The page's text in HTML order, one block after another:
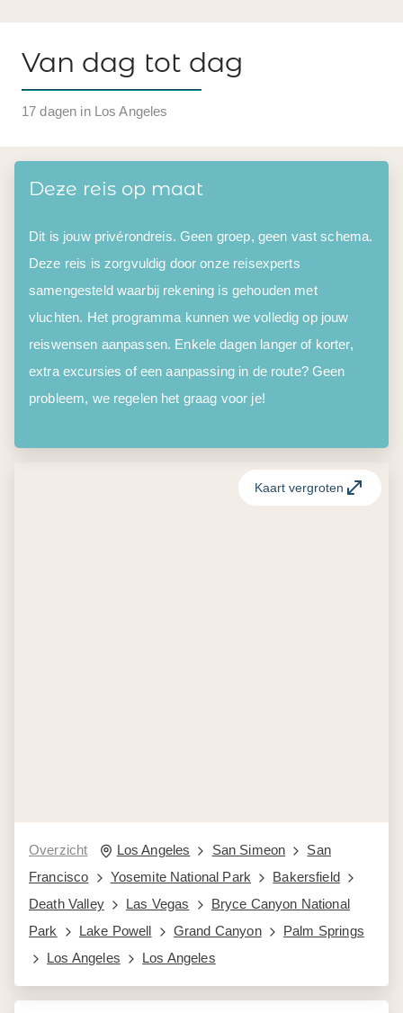
Van dag tot dag
17 dagen in Los Angeles
Deze reis op maat
Dit is jouw privérondreis. Geen groep, geen vast schema.
Deze reis is zorgvuldig door onze reisexperts
samengesteld waarbij rekening is gehouden met
vluchten. Het programma kunnen we volledig op jouw
reiswensen aanpassen. Enkele dagen langer of korter,
extra excursies of een aanpassing in de route? Geen
probleem, we regelen het graag voor je!
Overzicht Los Angeles San Simeon
San
Francisco
Yosemite National Park
Bakersfield
Death Valley
Las Vegas
Bryce Canyon National
Park
Lake Powell Grand Canyon
Palm Springs
Los Angeles
Los Angeles
Kaart vergroten